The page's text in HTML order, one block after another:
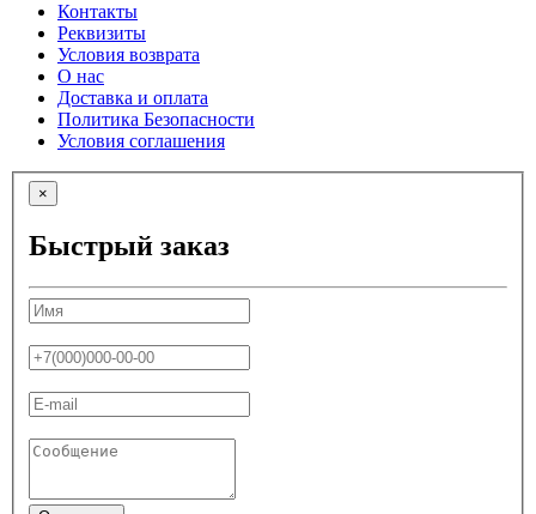
Контакты
Реквизиты
Условия возврата
О нас
Доставка и оплата
Политика Безопасности
Условия соглашения
×
Быстрый заказ